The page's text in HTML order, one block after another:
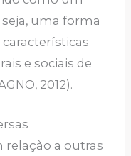
uma forma
e sociais de
2012).
relação a outras